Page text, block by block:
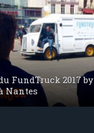
FundTruck 2017 by
Nantes